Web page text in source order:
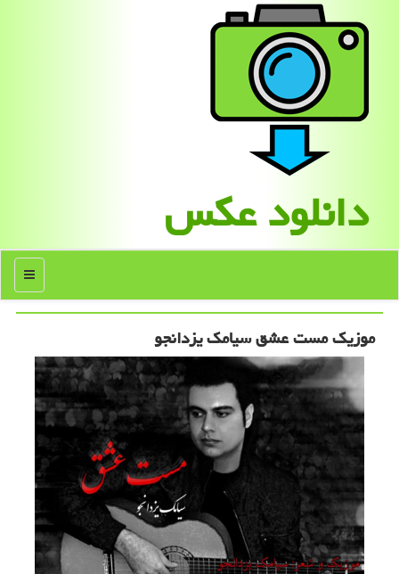
دانلود عكس
منو
موزیک مست عشق سیامک یزدانجو